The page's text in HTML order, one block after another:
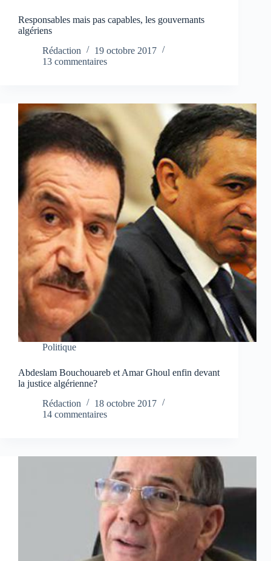
Responsables mais pas capables, les gouvernants
algériens
Rédaction
19 octobre 2017
13 commentaires
Politique
Abdeslam Bouchouareb et Amar Ghoul enfin devant
la justice algérienne?
Rédaction
18 octobre 2017
14 commentaires